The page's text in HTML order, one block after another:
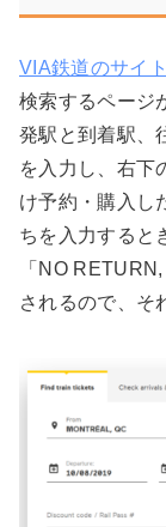
VIA鉄道のサイト
検索するページ
発駅と到着駅、
を入力し、右下
け予約・購入し
ちを入力すると
「NO
されるので、そ